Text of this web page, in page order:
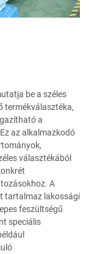
be a széles
termékválasztéka,
a
az alkalmazkodó
választékából
A
tartalmaz lakossági
feszültségű
speciális